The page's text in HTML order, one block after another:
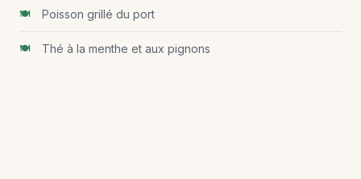
Poisson grillé du port
Thé à la menthe et aux pignons